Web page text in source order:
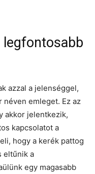
azzal a jelenséggel,
néven emleget. Ez az
akkor jelentkezik,
kapcsolatot a
hogy a kerék pattog
eltűnik a
egy magasabb